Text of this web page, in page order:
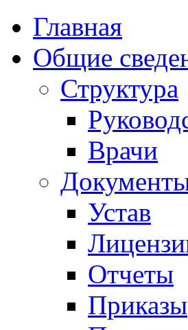
Главная
Общие
Структура
Врачи
Устав
Отчеты
Приказы